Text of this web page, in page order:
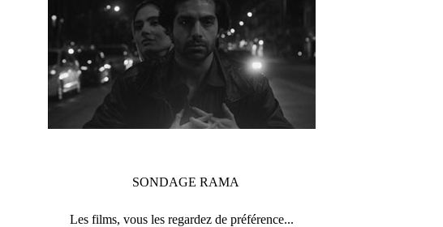
SONDAGE RAMA
Les films, vous les regardez de préférence...